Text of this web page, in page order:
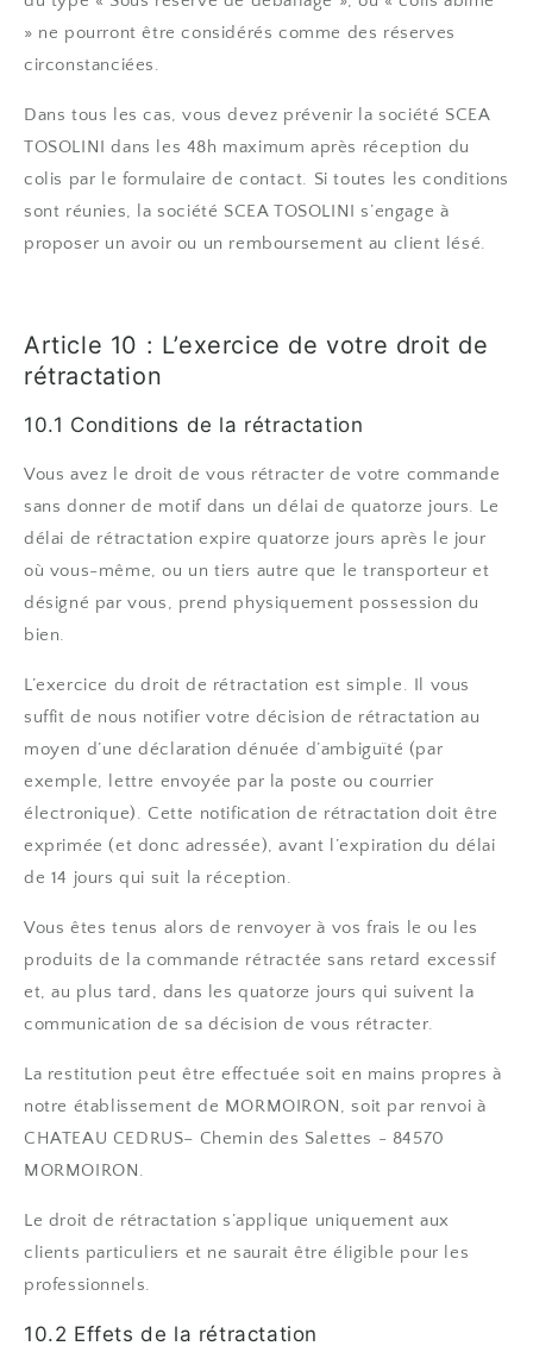
» ne pourront être considérés comme des réserves
circonstanciées.
Dans tous les cas, vous devez prévenir la société SCEA
TOSOLINI dans les 48h maximum après réception du
colis par le formulaire de contact. Si toutes les conditions
sont réunies, la société SCEA TOSOLINI s’engage à
proposer un avoir ou un remboursement au client lésé.
Article 10 : L’exercice de votre droit de
rétractation
10.1 Conditions de la rétractation
Vous avez le droit de vous rétracter de votre commande
sans donner de motif dans un délai de quatorze jours. Le
délai de rétractation expire quatorze jours après le jour
où vous-même, ou un tiers autre que le transporteur et
désigné par vous, prend physiquement possession du
bien.
L’exercice du droit de rétractation est simple. Il vous
suffit de nous notifier votre décision de rétractation au
moyen d’une déclaration dénuée d’ambiguïté (par
exemple, lettre envoyée par la poste ou courrier
électronique). Cette notification de rétractation doit être
exprimée (et donc adressée), avant l’expiration du délai
de 14 jours qui suit la réception.
Vous êtes tenus alors de renvoyer à vos frais le ou les
produits de la commande rétractée sans retard excessif
et, au plus tard, dans les quatorze jours qui suivent la
communication de sa décision de vous rétracter.
La restitution peut être effectuée soit en mains propres à
notre établissement de MORMOIRON, soit par renvoi à
CHATEAU CEDRUS– Chemin des Salettes - 84570
MORMOIRON.
Le droit de rétractation s’applique uniquement aux
clients particuliers et ne saurait être éligible pour les
professionnels.
10.2 Effets de la rétractation